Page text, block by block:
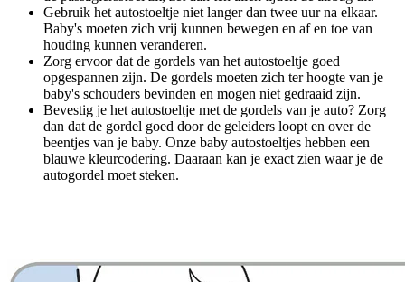
Gebruik het autostoeltje niet langer dan twee uur na elkaar.
Baby's moeten zich vrij kunnen bewegen en af en toe van
houding kunnen veranderen.
Zorg ervoor dat de gordels van het autostoeltje goed
opgespannen zijn. De gordels moeten zich ter hoogte van je
baby's schouders bevinden en mogen niet gedraaid zijn.
Bevestig je het autostoeltje met de gordels van je auto? Zorg
dan dat de gordel goed door de geleiders loopt en over de
beentjes van je baby. Onze baby autostoeltjes hebben een
blauwe kleurcodering. Daaraan kan je exact zien waar je de
autogordel moet steken.